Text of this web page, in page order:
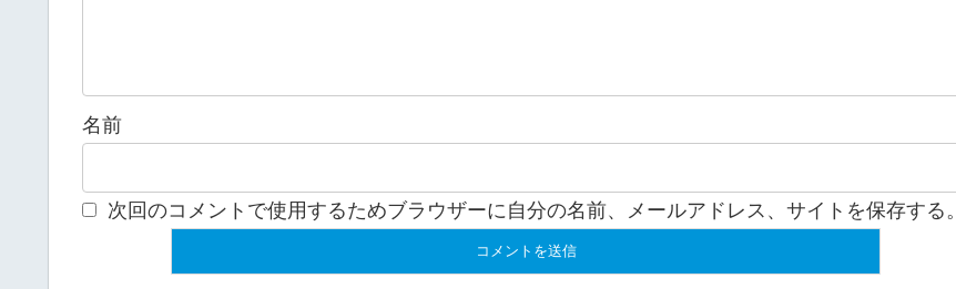
名前
次回のコメントで使用するためブラウザーに自分の名前、メールアドレス、サイトを保存する。